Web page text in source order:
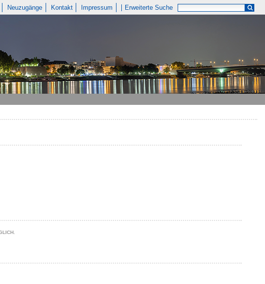
Neuzugänge Kontakt Impressum Erweiterte Suche